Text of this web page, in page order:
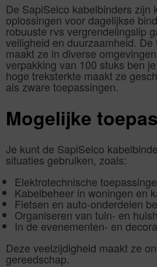
De SapiSelco kabelbinders zijn
oplossingen voor dagelijkse
robuuste rvs vergrendelingslip
veiligheid en duurzaamheid.
maakt ze in diverse
verpakking van 100 stuks ben
hoge treksterkte maakt ze
als zware toepassingen.
Mogelijke
Je kunt de SapiSelco
situaties gebruiken, zoals:
Elektrotechnische
Kabelbeheer in woningen en
Fietsen en auto-onderdelen
Organiseren van tuin- en
In de evenementen- en
Deze veelzijdigheid maakt ze
gereedschap.